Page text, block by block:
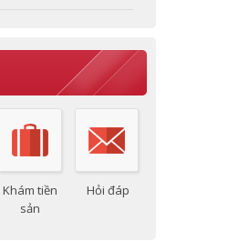
Khám tiền
sản
Hỏi đáp